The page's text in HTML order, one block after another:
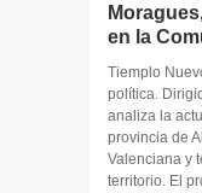
en la
Tiemplo
política.
analiza la
provincia de
Valenciana y
territorio. El